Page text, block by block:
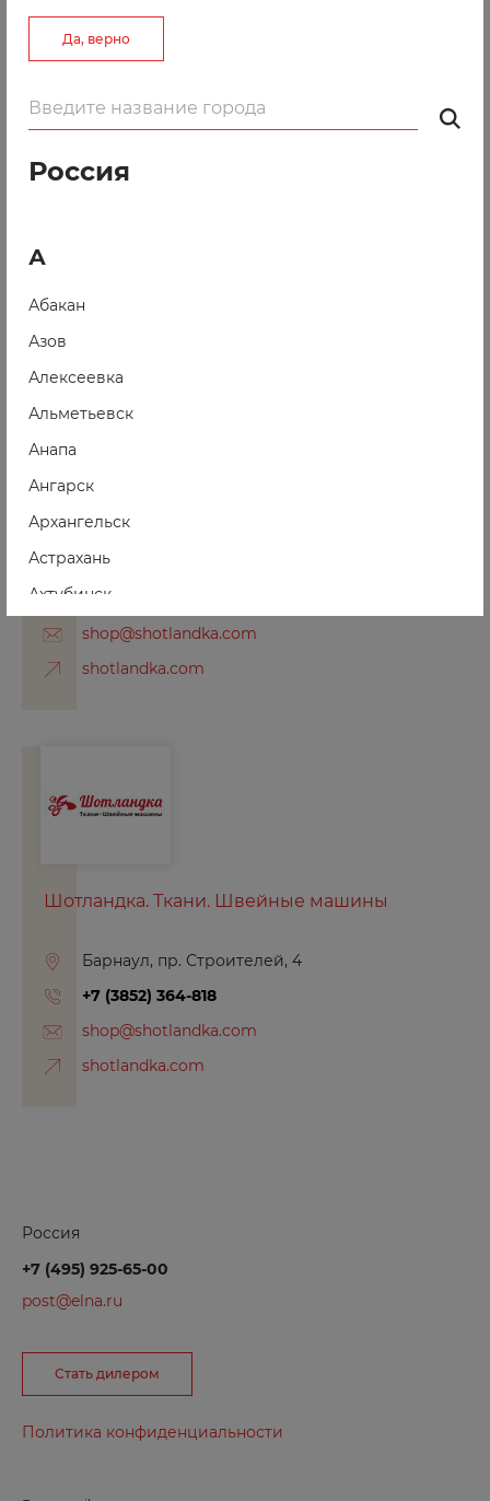
Шотландка. Ткани. Швейные машины
Барнаул, пр. Ленина, 159
Барнаул, пр. Строителей, 25
+7 (3852) 616-340
shop@shotlandka.com
shotlandka.com
Шотландка. Ткани. Швейные машины
Барнаул, пр. Строителей, 4
+7 (3852) 364-818
shop@shotlandka.com
shotlandka.com
Россия
+7 (495) 925-65-00
post@elna.ru
Стать дилером
Политика конфиденциальности
Да, верно
Россия
А
Абакан
Азов
Алексеевка
Альметьевск
Анапа
Ангарск
Архангельск
Астрахань
Ахтубинск
Ачинск
Барнаул
Бородино
Брянск
Буйнакск
Владимир
Волжск
Волжский